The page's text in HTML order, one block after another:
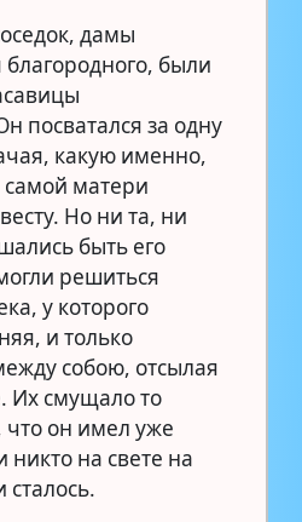
дамы
были
посватался за одну
какую именно,
самой матери
Но ни та, ни
быть его
решиться
у которого
и только
собою, отсылая
Их смущало то
что он имел уже
никто на свете на
сталось.